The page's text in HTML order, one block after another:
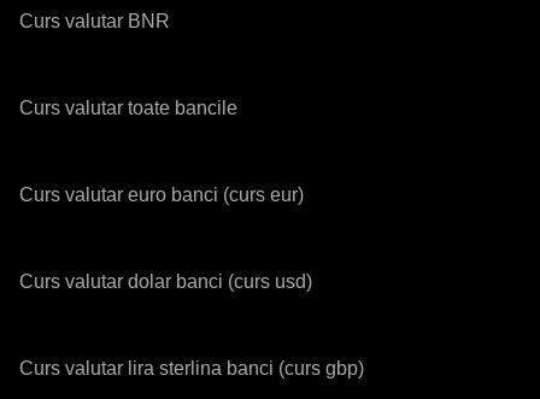
Curs valutar BNR
Curs valutar toate bancile
Curs valutar euro banci (curs eur)
Curs valutar dolar banci (curs usd)
Curs valutar lira sterlina banci (curs gbp)